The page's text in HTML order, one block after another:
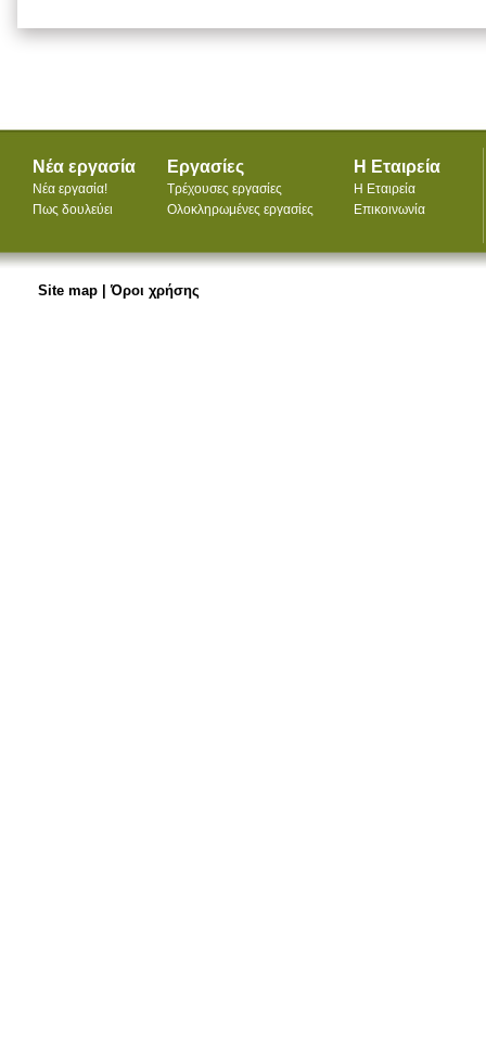
Νέα εργασία
Νέα εργασία!
Πως δουλεύει
Εργασίες
Τρέχουσες εργασίες
Ολοκληρωμένες εργασίες
Η Εταιρεία
Η Εταιρεία
Επικοινωνία
Site map |Όροι χρήσης